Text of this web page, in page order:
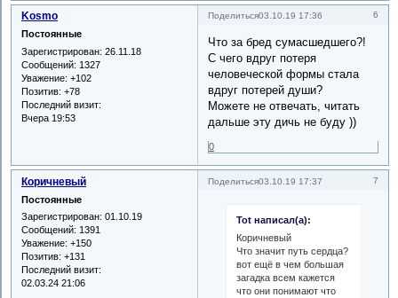
Поделиться 6
03.10.19 17:36
Kosmo
Постоянные
Зарегистрирован: 26.11.18
Сообщений: 1327
Уважение: +102
Позитив: +78
Последний визит:
Вчера 19:53
Что за бред сумасшедшего?!
С чего вдруг потеря
человеческой формы стала
вдруг потерей души?
Можете не отвечать, читать
дальше эту дичь не буду ))
0
Поделиться 7
03.10.19 17:37
Коричневый
Постоянные
Зарегистрирован: 01.10.19
Сообщений: 1391
Уважение: +150
Позитив: +131
Последний визит:
02.03.24 21:06
Tot написал(а):
Коричневый
Что значит путь сердца?
вот ещё в чем большая
загадка всем кажется
что они понимают что